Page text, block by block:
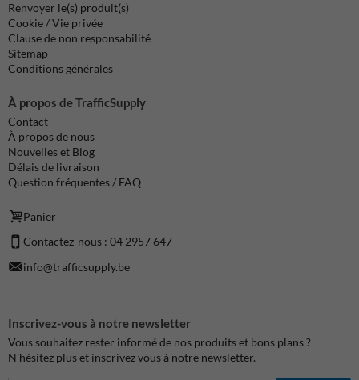
Renvoyer le(s) produit(s)
Cookie / Vie privée
Clause de non responsabilité
Sitemap
Conditions générales
À propos de TrafficSupply
Contact
À propos de nous
Nouvelles et Blog
Délais de livraison
Question fréquentes / FAQ
Panier
Contactez-nous : 04 2957 647
info@trafficsupply.be
Inscrivez-vous à notre newsletter
Vous souhaitez rester informé de nos produits et bons plans ?
N'hésitez plus et inscrivez vous à notre newsletter.